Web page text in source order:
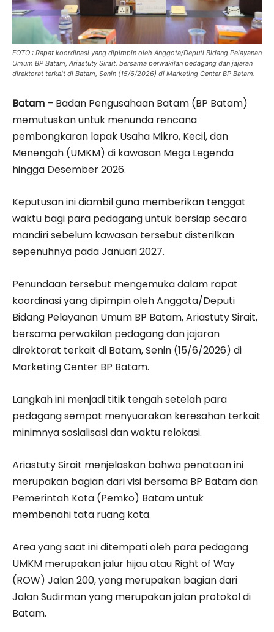
FOTO : Rapat koordinasi yang dipimpin oleh Anggota/Deputi Bidang Pelayanan
Umum BP Batam, Ariastuty Sirait, bersama perwakilan pedagang dan jajaran
direktorat terkait di Batam, Senin (15/6/2026) di Marketing Center BP Batam.
Batam – Badan Pengusahaan Batam (BP Batam)
memutuskan untuk menunda rencana
pembongkaran lapak Usaha Mikro, Kecil, dan
Menengah (UMKM) di kawasan Mega Legenda
hingga Desember 2026.
Keputusan ini diambil guna memberikan tenggat
waktu bagi para pedagang untuk bersiap secara
mandiri sebelum kawasan tersebut disterilkan
sepenuhnya pada Januari 2027.
Penundaan tersebut mengemuka dalam rapat
koordinasi yang dipimpin oleh Anggota/Deputi
Bidang Pelayanan Umum BP Batam, Ariastuty Sirait,
bersama perwakilan pedagang dan jajaran
direktorat terkait di Batam, Senin (15/6/2026) di
Marketing Center BP Batam.
Langkah ini menjadi titik tengah setelah para
pedagang sempat menyuarakan keresahan terkait
minimnya sosialisasi dan waktu relokasi.
Ariastuty Sirait menjelaskan bahwa penataan ini
merupakan bagian dari visi bersama BP Batam dan
Pemerintah Kota (Pemko) Batam untuk
membenahi tata ruang kota.
Area yang saat ini ditempati oleh para pedagang
UMKM merupakan jalur hijau atau Right of Way
(ROW) Jalan 200, yang merupakan bagian dari
Jalan Sudirman yang merupakan jalan protokol di
Batam.